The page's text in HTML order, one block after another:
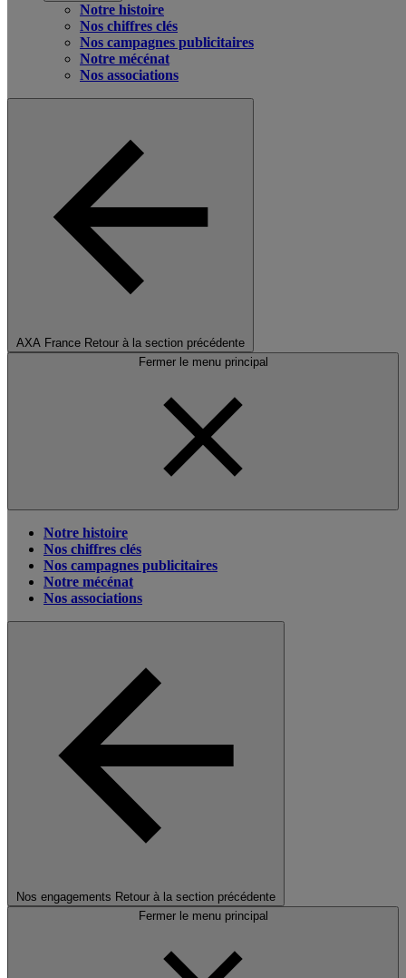
Notre histoire
Nos chiffres clés
Nos campagnes publicitaires
Notre mécénat
Nos associations
AXA France Retour à la section précédente
Fermer le menu principal
Notre histoire
Nos chiffres clés
Nos campagnes publicitaires
Notre mécénat
Nos associations
Nos engagements Retour à la section précédente
Fermer le menu principal